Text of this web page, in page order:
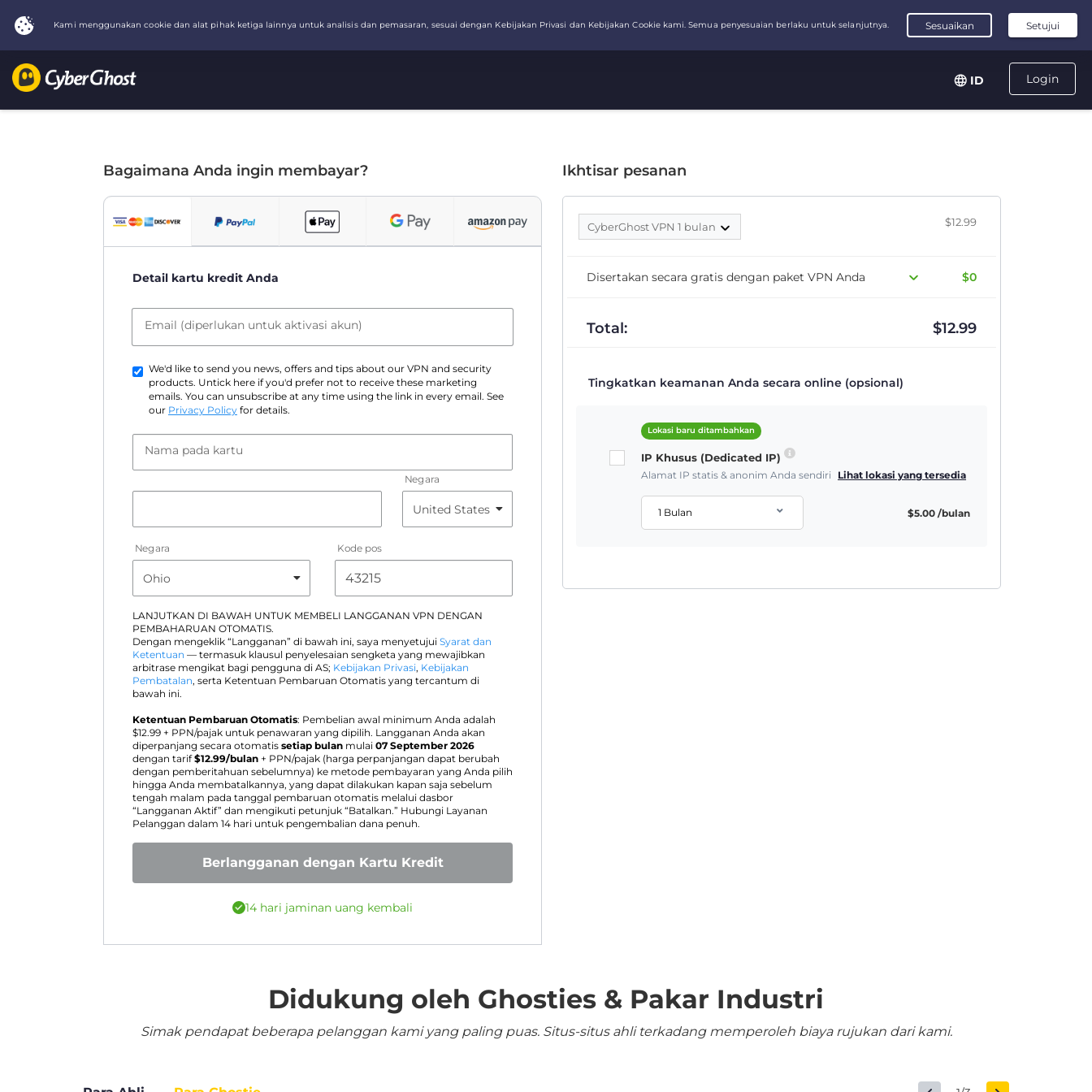
Login
ID
Bagaimana Anda ingin membayar?
Detail kartu kredit Anda
Email (diperlukan untuk aktivasi akun)
We'd like to send you news, offers and tips about our VPN and security
products. Untick here if you'd prefer not to receive these marketing
emails. You can unsubscribe at any time using the link in every email. See
our Privacy Policy for details.
Nama pada kartu
Negara
Negara Kode pos
LANJUTKAN DI BAWAH UNTUK MEMBELI LANGGANAN VPN DENGAN
PEMBAHARUAN OTOMATIS.
Dengan mengeklik “Langganan” di bawah ini, saya menyetujui Syarat dan
Ketentuan — termasuk klausul penyelesaian sengketa yang mewajibkan
arbitrase mengikat bagi pengguna di AS; Kebijakan Privasi, Kebijakan
Pembatalan, serta Ketentuan Pembaruan Otomatis yang tercantum di
bawah ini.
Ketentuan Pembaruan Otomatis: Pembelian awal minimum Anda adalah
$12.99 + PPN/pajak untuk penawaran yang dipilih. Langganan Anda akan
diperpanjang secara otomatis setiap bulan mulai 07 September 2026
dengan tarif$12.99/bulan + PPN/pajak (harga perpanjangan dapat berubah
dengan pemberitahuan sebelumnya) ke metode pembayaran yang Anda pilih
hingga Anda membatalkannya, yang dapat dilakukan kapan saja sebelum
tengah malam pada tanggal pembaruan otomatis melalui dasbor
“Langganan Aktif” dan mengikuti petunjuk “Batalkan.” Hubungi Layanan
Pelanggan dalam 14 hari untuk pengembalian dana penuh.
Berlangganan dengan Kartu Kredit
14 hari jaminan uang kembali
Ikhtisar pesanan
CyberGhost VPN 1 bulan $12.99
Disertakan secara gratis dengan paket VPN Anda $0
Total: $12.99
Tingkatkan keamanan Anda secara online (opsional)
Lokasi baru ditambahkan
IP Khusus (Dedicated IP)
Alamat IP statis & anonim Anda sendiri Lihat lokasi yang tersedia
1 Bulan $5.00 /bulan
Didukung oleh Ghosties & Pakar Industri
Simak pendapat beberapa pelanggan kami yang paling puas. Situs-situs ahli terkadang memperoleh biaya rujukan dari kami.